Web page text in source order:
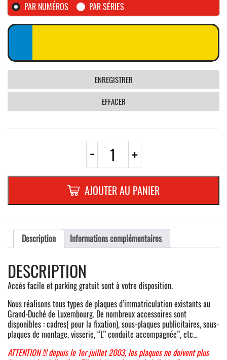
PAR NUMÉROS PAR SÉRIES
ENREGISTRER
EFFACER
- quantité
PLAQUE
CMA
TYPE
EURO
**
90X130
**COMPLET
-
PLAQUE
FIXATION
+
AJOUTER AU PANIER
Description Informations complémentaires
DESCRIPTION
Accès facile et parking gratuit sont à votre disposition.
Nous réalisons tous types de plaques d’immatriculation existants au
Grand-Duché de Luxembourg. De nombreux accessoires sont
disponibles : cadres( pour la fixation), sous-plaques publicitaires, sous-
plaques de montage, visserie, “L” conduite accompagnée”, etc…
ATTENTION !!! depuis le 1er juillet 2003, les plaques ne doivent plus